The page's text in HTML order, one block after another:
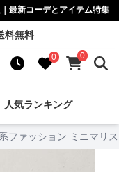
最新コーデとアイテム特集
料無料
0 0
人気ランキング
ファッション ミニマリ